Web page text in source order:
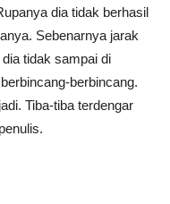
dia tidak berhasil
Sebenarnya jarak
tidak sampai di
berbincang.
Tiba-tiba terdengar